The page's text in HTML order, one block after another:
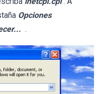
Opciones
.